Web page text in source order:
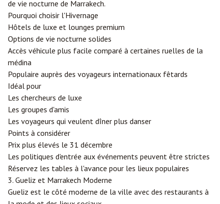
de vie nocturne de Marrakech.
Pourquoi choisir l'Hivernage
Hôtels de luxe et lounges premium
Options de vie nocturne solides
Accès véhicule plus facile comparé à certaines ruelles de la
médina
Populaire auprès des voyageurs internationaux fêtards
Idéal pour
Les chercheurs de luxe
Les groupes d'amis
Les voyageurs qui veulent dîner plus danser
Points à considérer
Prix plus élevés le 31 décembre
Les politiques d'entrée aux événements peuvent être strictes
Réservez les tables à l'avance pour les lieux populaires
3. Gueliz et Marrakech Moderne
Gueliz est le côté moderne de la ville avec des restaurants à